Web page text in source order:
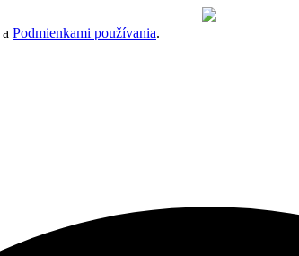
a Podmienkami používania.